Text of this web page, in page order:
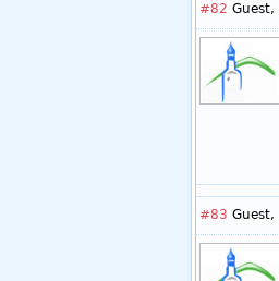
#82 Guest,
#83 Guest,